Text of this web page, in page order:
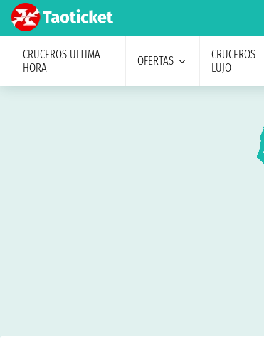
CRUCEROS ULTIMA
HORA
OFERTAS
CRUCEROS
LUJO